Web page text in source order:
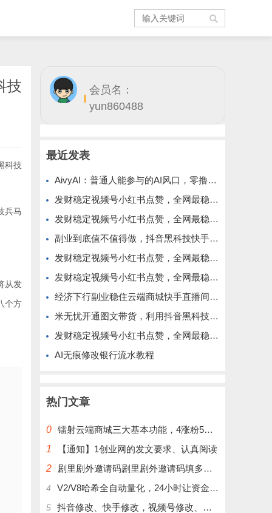
技
科技
兵马
从发
个方
会员名：
yun860488
最近发表
AivyAI：普通人能参与的AI风口，零撸AVAX，首码上线速度上车！
发财稳定视频号小红书点赞，全网最稳定绿色的项目，价格拉满的哦
发财稳定视频号小红书点赞，全网最稳定绿色的项目，今年再加油
副业到底值不值得做，抖音黑科技快手上人涨粉云端商城真能逆袭赚钱
发财稳定视频号小红书点赞，全网最稳定绿色的项目，完美来拉新
发财稳定视频号小红书点赞，全网最稳定绿色的项目，完全自动了
经济下行副业稳住云端商城快手直播间挂铁涨粉丝抖音黑科技实操
米无忧开通图文带货，利用抖音黑科技商城快速涨粉1000+，单日变现2W！
发财稳定视频号小红书点赞，全网最稳定绿色的项目，完美自动了
AI无痕修改银行流水教程
热门文章
0 镭射云端商城三大基本功能，4涨粉5涨播放量6挂铁，为你揭开真实的面纱!
1
【通知】1创业网的发文要求、认真阅读
2
剧里剧外邀请码剧里剧外邀请码填多少呢？
4 V2/V8哈希全自动量化，24小时让资金为你打工！
5 抖音修改、快手修改，视频号修改、大屏修改|橱窗修改|抖店修改|、招代理可单独购买